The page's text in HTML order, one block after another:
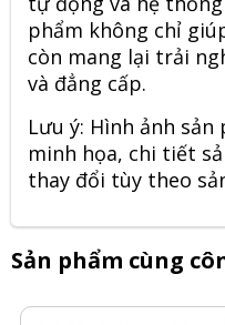
phẩm không chỉ
còn mang lại trải
và đẳng cấp.
Lưu ý: Hình ảnh
minh họa, chi tiết
thay đổi tùy theo
Sản phẩm cùng